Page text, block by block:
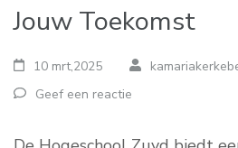
Jouw Toekomst
10 mrt,2025
Geef een reactie